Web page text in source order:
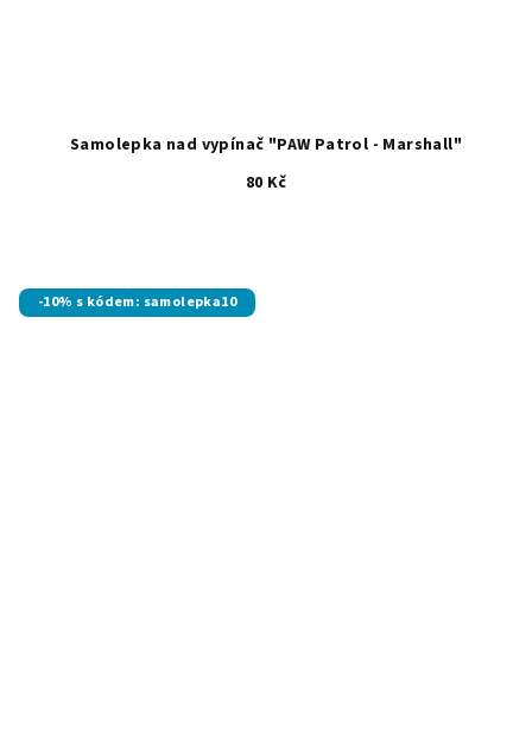
Samolepka nad vypínač "PAW Patrol - Marshall"
80 Kč
-10% s kódem: samolepka10